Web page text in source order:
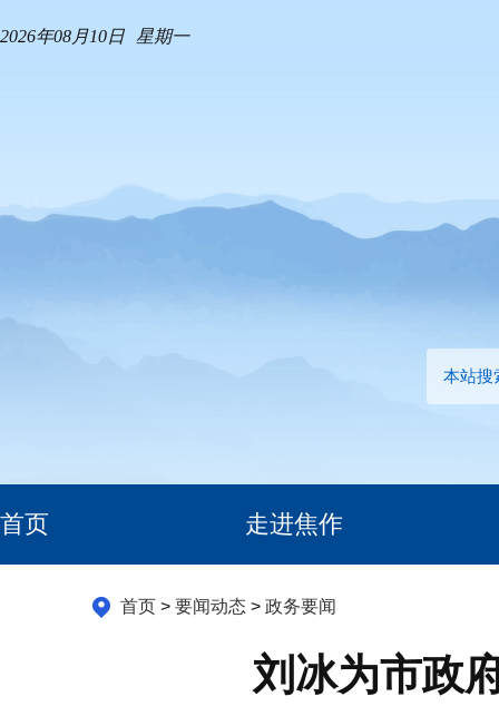
2026年08月10日 星期一
本站搜
首页 走进焦作
首页> 要闻动态> 政务要闻
刘冰为市政